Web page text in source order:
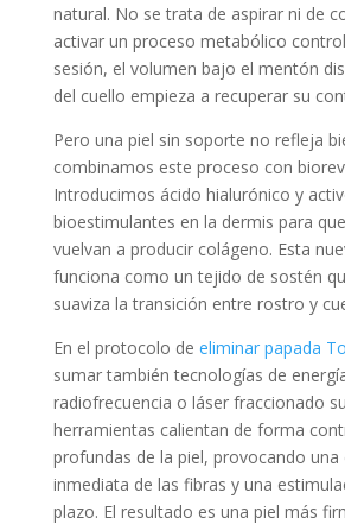
natural. No se trata de aspirar ni de
activar un proceso metabólico
sesión, el volumen bajo el mentón
del cuello empieza a recuperar su
Pero una piel sin soporte no refleja
combinamos este proceso con
Introducimos ácido hialurónico y
bioestimulantes en la dermis para
vuelvan a producir colágeno. Esta
funciona como un tejido de sostén
suaviza la transición entre rostro y
En el protocolo de eliminar papada
sumar también tecnologías de
radiofrecuencia o láser fraccionado
herramientas calientan de forma
profundas de la piel, provocando una
inmediata de las fibras y una
plazo. El resultado es una piel más